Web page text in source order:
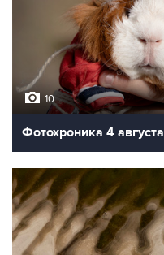
10
Фотохроника 4 августа